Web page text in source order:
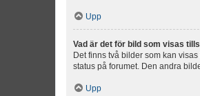
Upp
Vad är det för bild som visas
Det finns två bilder som kan
status på forumet. Den andra
Upp